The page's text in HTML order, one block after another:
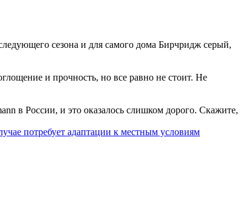
сезона и для самого дома Бирчридж серый,
и прочность, но все равно не стоит. Не
в России, и это оказалось слишком дорого. Скажите,
потребует адаптации к местным условиям